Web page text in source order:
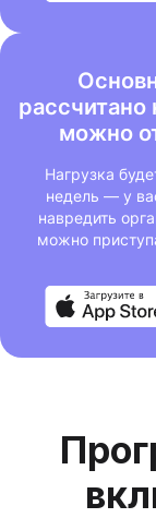
рассчитано
можно
Нагрузка
недель — у
навредить
можно